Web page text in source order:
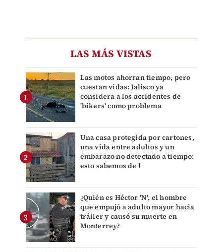
LAS MÁS VISTAS
Las motos ahorran tiempo, pero
cuestan vidas: Jalisco ya
considera a los accidentes de
'bikers' como problema
Una casa protegida por cartones,
una vida entre adultos y un
embarazo no detectado a tiempo:
esto sabemos de l
¿Quién es Héctor 'N', el hombre
que empujó a adulto mayor hacia
tráiler y causó su muerte en
Monterrey?